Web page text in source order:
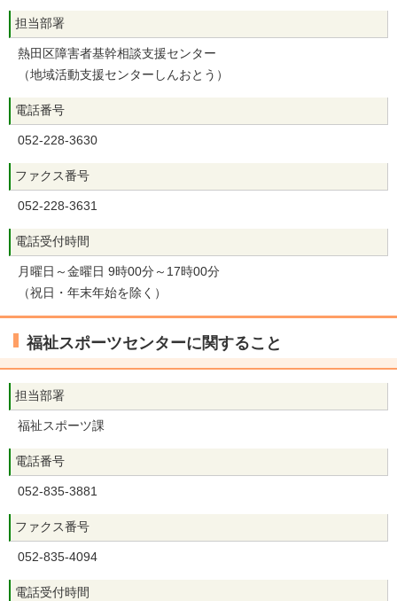
担当部署
熱田区障害者基幹相談支援センター
（地域活動支援センターしんおとう）
電話番号
052-228-3630
ファクス番号
052-228-3631
電話受付時間
月曜日～金曜日 9時00分～17時00分
（祝日・年末年始を除く）
福祉スポーツセンターに関すること
担当部署
福祉スポーツ課
電話番号
052-835-3881
ファクス番号
052-835-4094
電話受付時間